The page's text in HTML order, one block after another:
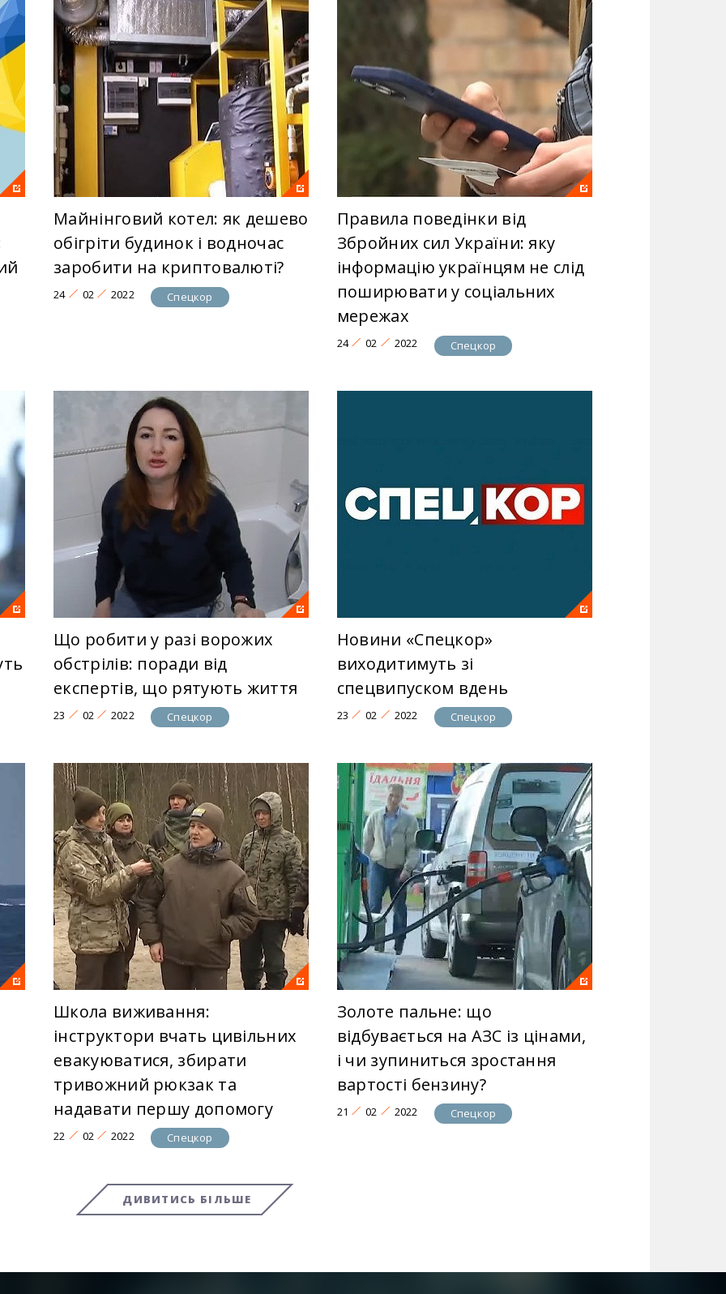
Майнінговий котел: як дешево
обігріти будинок і водночас
заробити на криптовалюті?
24 02 2022 Спецкор
Правила поведінки від
Збройних сил України: яку
інформацію українцям не слід
поширювати у соціальних
мережах
24 02 2022 Спецкор
Що робити у разі ворожих
обстрілів: поради від
експертів, що рятують життя
23 02 2022 Спецкор
Новини «Спецкор»
виходитимуть зі
спецвипуском вдень
23 02 2022 Спецкор
Школа виживання:
інструктори вчать цивільних
евакуюватися, збирати
тривожний рюкзак та
надавати першу допомогу
22 02 2022 Спецкор
Золоте пальне: що
відбувається на АЗС із цінами,
і чи зупиниться зростання
вартості бензину?
21 02 2022 Спецкор
ДИВИТИСЬ БІЛЬШЕ